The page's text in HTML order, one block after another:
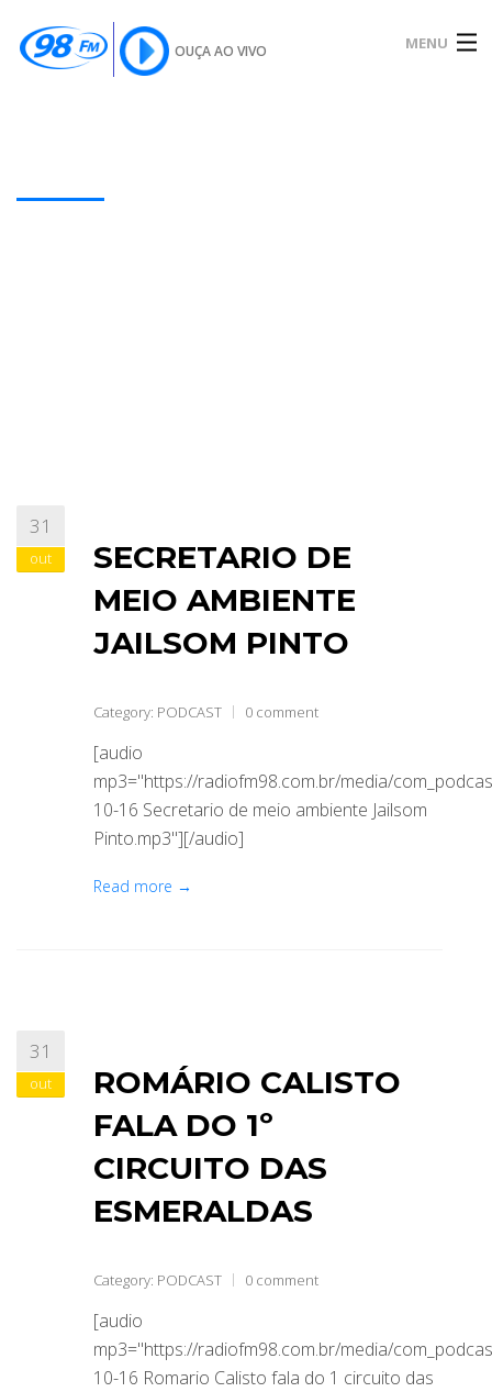
OUÇA AO VIVO MENU
SOBRE
ABRANGÊNCIA
31
out
SECRETARIO DE
MEIO AMBIENTE
JAILSOM PINTO
Category: PODCAST 0 comment
[audio
mp3="https://radiofm98.com.br/media/
10-16 Secretario de meio ambiente Jailsom
Pinto.mp3"][/audio]
Read more →
31
out
ROMÁRIO CALISTO
FALA DO 1º
CIRCUITO DAS
ESMERALDAS
Category: PODCAST 0 comment
[audio
mp3="https://radiofm98.com.br/media/
10-16 Romario Calisto fala do 1 circuito das